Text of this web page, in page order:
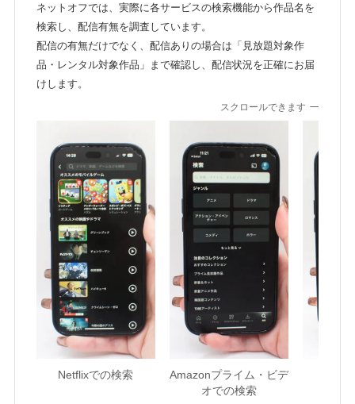
ネットオフでは、実際に各サービスの検索機能から作品名を
検索し、配信有無を調査しています。
配信の有無だけでなく、配信ありの場合は「見放題対象作
品・レンタル対象作品」まで確認し、配信状況を正確にお届
けします。
スクロールできます
Netflixでの検索
Amazonプライム・ビデ
オでの検索